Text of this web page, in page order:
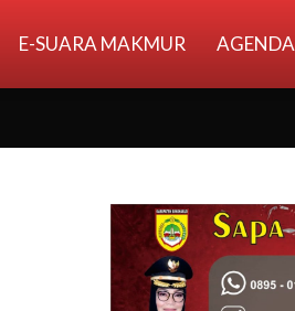
E-SUARA MAKMUR AGENDA